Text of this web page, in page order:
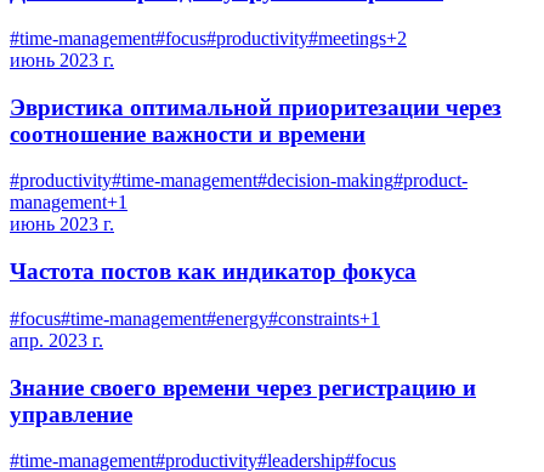
#time-management#focus#productivity#meetings+2
июнь 2023 г.
Эвристика оптимальной приоритезации через
соотношение важности и времени
#productivity#time-management#decision-making#product-
management+1
июнь 2023 г.
Частота постов как индикатор фокуса
#focus#time-management#energy#constraints+1
апр. 2023 г.
Знание своего времени через регистрацию и
управление
#time-management#productivity#leadership#focus